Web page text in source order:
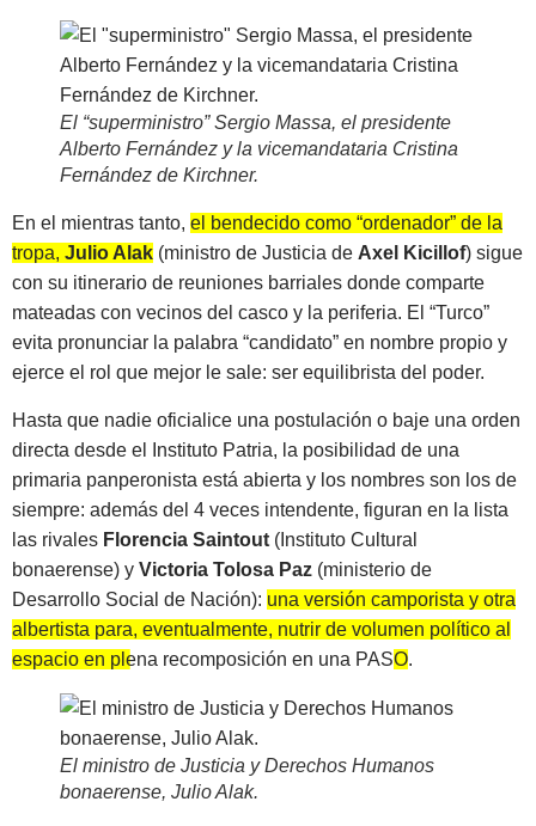
El “superministro” Sergio Massa, el presidente
Alberto Fernández y la vicemandataria Cristina
Fernández de Kirchner.
En el mientras tanto, el bendecido como “ordenador” de la
tropa, Julio Alak (ministro de Justicia de Axel Kicillof) sigue
con su itinerario de reuniones barriales donde comparte
mateadas con vecinos del casco y la periferia. El “Turco”
evita pronunciar la palabra “candidato” en nombre propio y
ejerce el rol que mejor le sale: ser equilibrista del poder.
Hasta que nadie oficialice una postulación o baje una orden
directa desde el Instituto Patria, la posibilidad de una
primaria panperonista está abierta y los nombres son los de
siempre: además del 4 veces intendente, figuran en la lista
las rivales Florencia Saintout (Instituto Cultural
bonaerense) y Victoria Tolosa Paz (ministerio de
Desarrollo Social de Nación): una versión camporista y otra
albertista para, eventualmente, nutrir de volumen político al
espacio en plena recomposición en una PASO.
El ministro de Justicia y Derechos Humanos
bonaerense, Julio Alak.